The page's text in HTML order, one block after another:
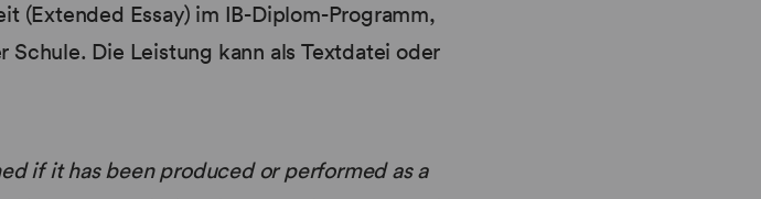
(Extended Essay) im IB-Diplom-Programm,
Die Leistung kann als Textdatei oder
if it has been produced or performed as a